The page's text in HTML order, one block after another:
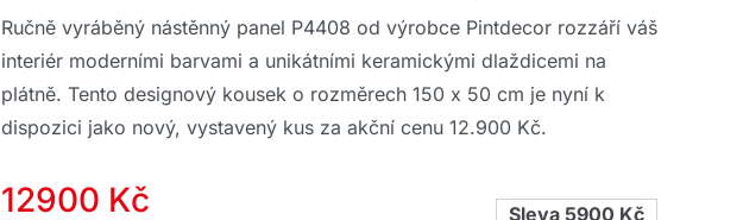
Ručně vyráběný nástěnný panel P4408 od výrobce Pintdecor rozzáří váš
interiér moderními barvami a unikátními keramickými dlaždicemi na
plátně. Tento designový kousek o rozměrech 150 x 50 cm je nyní k
dispozici jako nový, vystavený kus za akční cenu 12.900 Kč.
Původní
12900 Kč
Aktuální
Sleva 5900 Kč